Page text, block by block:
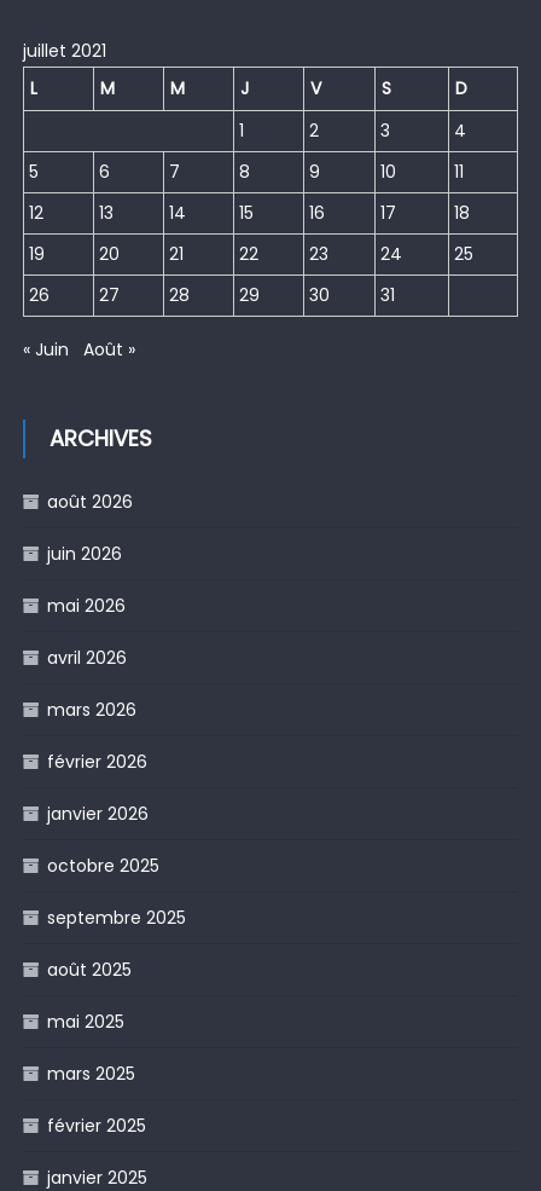
juillet 2021
L
M M J V S
D
1
2 3
4
5
6 7 8 9 10
11
12
13 14 15 16 17
18
19
20 21 22 23 24
25
26
27 28 29 30 31
« Juin Août »
ARCHIVES
août 2026
juin 2026
mai 2026
avril 2026
mars 2026
février 2026
janvier 2026
octobre 2025
septembre 2025
août 2025
mai 2025
mars 2025
février 2025
janvier 2025